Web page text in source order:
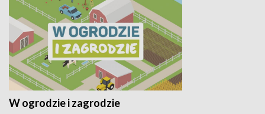
W ogrodzie i zagrodzie